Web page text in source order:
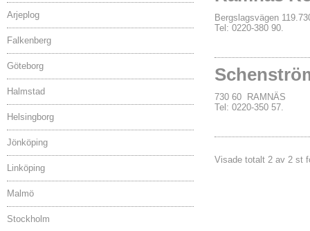
Arjeplog
Falkenberg
Göteborg
Halmstad
Helsingborg
Jönköping
Linköping
Malmö
Stockholm
Bergslagsvägen
Tel: 0220-380 90.
730 60 RAMNÄS
Tel: 0220-350 57.
Visade totalt 2 av 2 st